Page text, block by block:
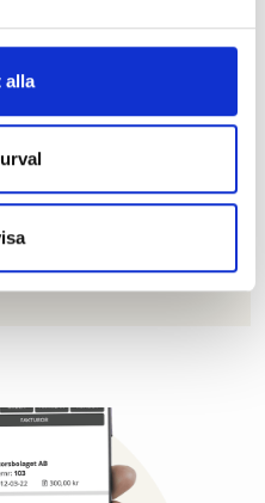
alla
givetvis godkänd av
Du behöver ingen
Eftersom Specter är
information på
gå sönder eller bli
dit en ny dator och
och det tekniska, du
på att sälja.